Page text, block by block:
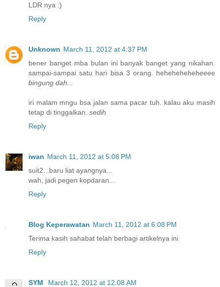
LDR nya :)
Reply
Unknown March 11, 2012 at 4:37 PM
bener banget mba bulan ini banyak banget yang nikahan.
sampai-sampai satu hari bisa 3 orang. heheheheheheeee
bingung dah...
iri malam mngu bsa jalan sama pacar tuh. kalau aku masih
tetap di tinggalkan. sedih
Reply
iwan March 11, 2012 at 5:08 PM
suit2...baru liat ayangnya...
wah, jadi pegen kopdaran...
Reply
Blog Keperawatan March 11, 2012 at 6:08 PM
Terima kasih sahabat telah berbagi artikelnya ini
Reply
SYM
March 12, 2012 at 12:08 AM